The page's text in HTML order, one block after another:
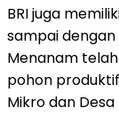
BRI juga
sampai dengan
Menanam
pohon
Mikro dan Desa